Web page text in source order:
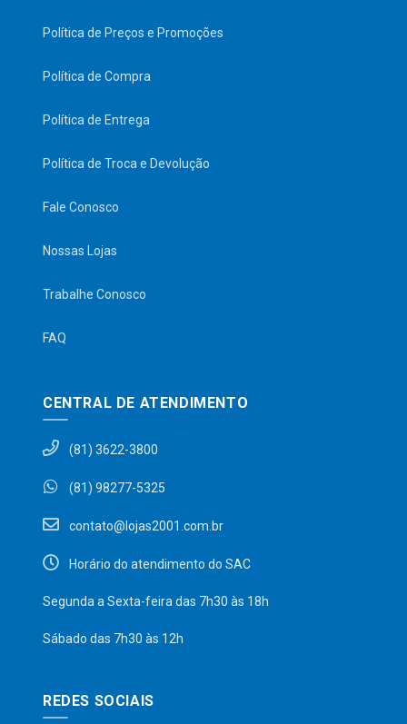
Política de Preços e Promoções
Política de Compra
Política de Entrega
Política de Troca e Devolução
Fale Conosco
Nossas Lojas
Trabalhe Conosco
FAQ
CENTRAL DE ATENDIMENTO
(81) 3622-3800
(81) 98277-5325
contato@lojas2001.com.br
Horário do atendimento do SAC
Segunda a Sexta-feira das 7h30 às 18h
Sábado das 7h30 às 12h
REDES SOCIAIS